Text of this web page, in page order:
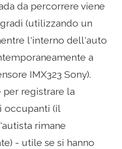
da percorrere viene
(utilizzando un
l'interno dell'auto
a
IMX323 Sony).
per registrare la
occupanti (il
rimane
- utile se si hanno